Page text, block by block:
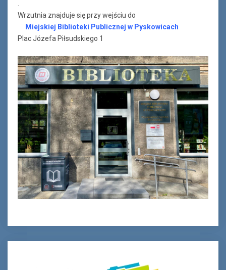
Wrzutnia znajduje się przy wejściu do
Miejskiej Biblioteki Publicznej w Pyskowicach
Plac Józefa Piłsudskiego 1